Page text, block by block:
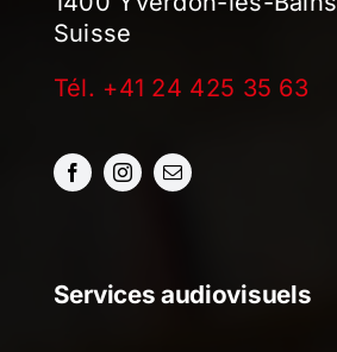
Suisse
Tél. +41 24 425 35 63
Services audiovisuels